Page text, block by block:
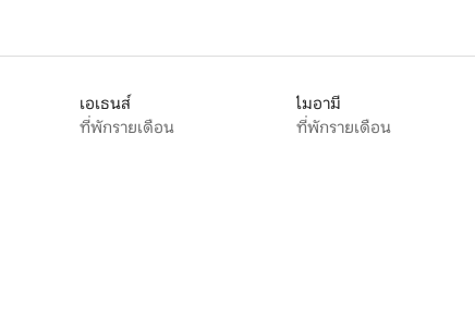
เอเธนส์
ที่พักรายเดือน
ไมอามี
ที่พักรายเดือน